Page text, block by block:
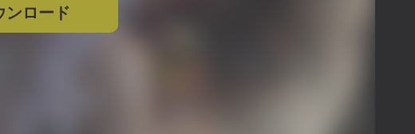
ンロード